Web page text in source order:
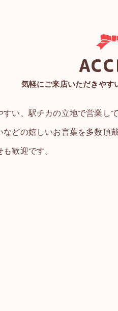
気軽にご来店いただきや
い、駅チカの立地で営業して
どの嬉しいお言葉を多数頂戴
歓迎です。